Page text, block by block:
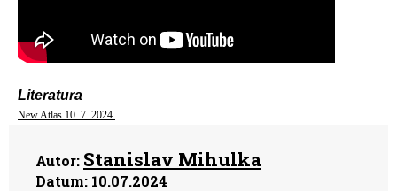
Literatura
New Atlas 10. 7. 2024.
Autor: Stanislav Mihulka
Datum: 10.07.2024